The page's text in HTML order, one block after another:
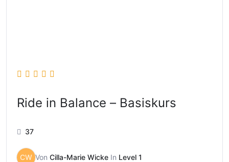
Ride in Balance – Basiskurs
37
CW Von Cilla-Marie Wicke In Level 1